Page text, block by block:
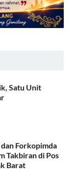
Satu Unit
Forkopimda
Takbiran di Pos
Barat